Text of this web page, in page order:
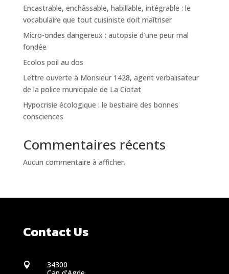
Encastrable, enchâssable, habillable, intégrable : le
vocabulaire que tout cuisiniste doit maîtriser
Micro-ondes dangereux : autopsie d’une peur mal
fondée
Ecolos poil au dos
Lettre ouverte à Monsieur 1428, agent verbalisateur
de la police municipale de La Ciotat
Hypocrisie écologique : le bestiaire des bonnes
consciences
Commentaires récents
Aucun commentaire à afficher.
Contact Us

34300